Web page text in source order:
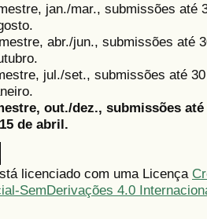
jan./mar., submissões até
abr./jun., submissões até
jul./set., submissões até
out./dez., submissões
de abril.
licenciado com uma Licença
SemDerivações 4.0